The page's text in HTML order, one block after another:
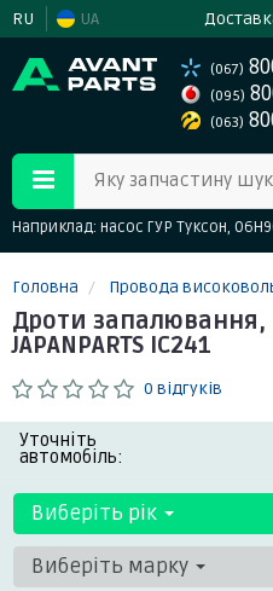
RU UA
(067)
(095)
(063)
Яку запчастину
Наприклад: насос ГУР Туксон,
Головна Провода
Дроти запалювання,
JAPANPARTS IC241
0 відгуків
Уточніть
автомобіль:
Виберіть рік
Виберіть марку